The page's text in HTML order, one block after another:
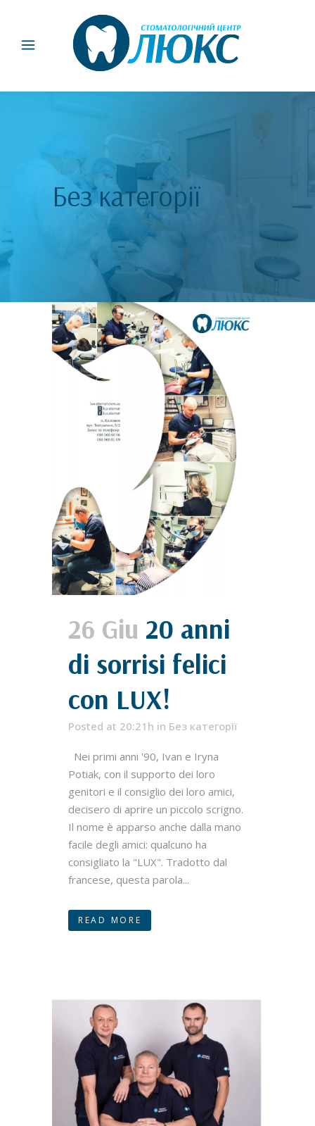
Без категорії
26 Giu 20 anni
di sorrisi felici
con LUX!
Posted at 20:21h in Без категорії
Nei primi anni '90, Ivan e Iryna
Potiak, con il supporto dei loro
genitori e il consiglio dei loro amici,
decisero di aprire un piccolo scrigno.
Il nome è apparso anche dalla mano
facile degli amici: qualcuno ha
consigliato la "LUX". Tradotto dal
francese, questa parola...
READ MORE